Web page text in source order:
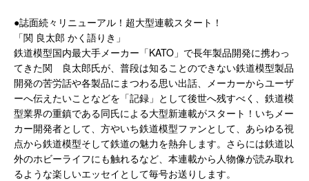
●誌面続々リニューアル！超大型連載スタート！
「関 良太郎 かく語りき」
鉄道模型国内最大手メーカー「KATO」で長年製品開発に携わっ
てきた関 良太郎氏が、普段は知ることのできない鉄道模型製品
開発の苦労話や各製品にまつわる思い出話、メーカーからユーザ
ーへ伝えたいことなどを「記録」として後世へ残すべく、鉄道模
型業界の重鎮である同氏による大型新連載がスタート！いちメー
カー開発者として、方やいち鉄道模型ファンとして、あらゆる視
点から鉄道模型そして鉄道の魅力を熱弁します。さらには鉄道以
外のホビーライフにも触れるなど、本連載から人物像が読み取れ
るような楽しいエッセイとして毎号お送りします。